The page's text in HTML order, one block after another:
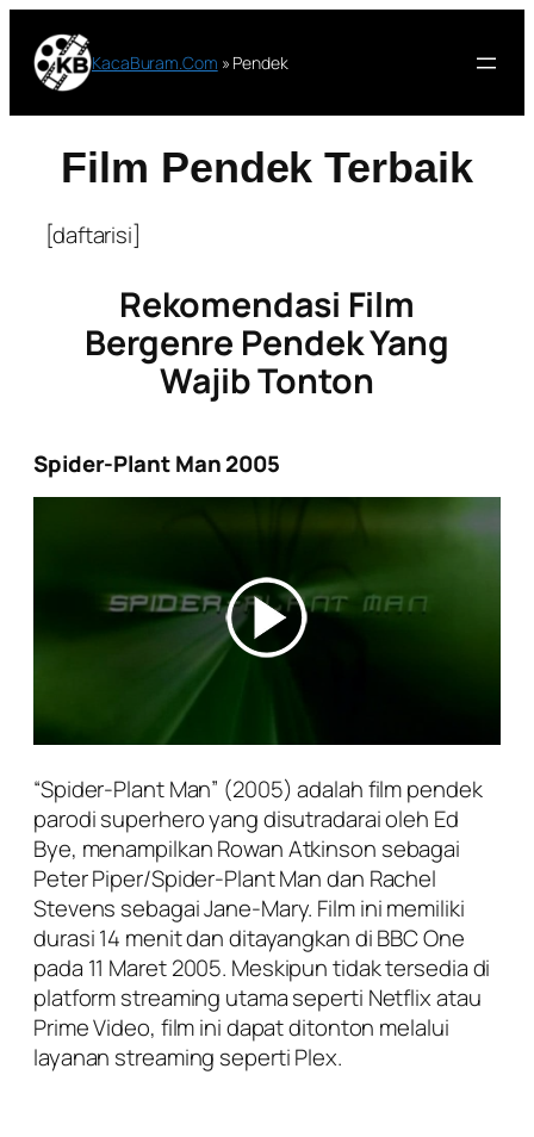
konten
KacaBuram.Com » Pendek
Film Pendek Terbaik
[daftarisi]
Rekomendasi Film
Bergenre Pendek Yang
Wajib Tonton
Spider-Plant Man 2005
“Spider-Plant Man” (2005) adalah film pendek
parodi superhero yang disutradarai oleh Ed
Bye, menampilkan Rowan Atkinson sebagai
Peter Piper/Spider-Plant Man dan Rachel
Stevens sebagai Jane-Mary. Film ini memiliki
durasi 14 menit dan ditayangkan di BBC One
pada 11 Maret 2005. Meskipun tidak tersedia di
platform streaming utama seperti Netflix atau
Prime Video, film ini dapat ditonton melalui
layanan streaming seperti Plex.